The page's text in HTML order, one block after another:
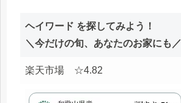
ヘイワード を探してみよう！
＼今だけの旬、あなたのお家にも／
楽天市場 ☆4.82